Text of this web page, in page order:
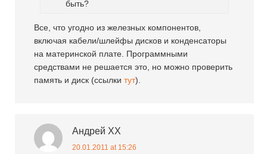
быть?
Все, что угодно из железных компонентов,
включая кабели/шлейфы дисков и конденсаторы
на материнской плате. Программными
средствами не решается это, но можно проверить
память и диск (ссылкитут).
Андрей XX
20.01.2011 at 15:26